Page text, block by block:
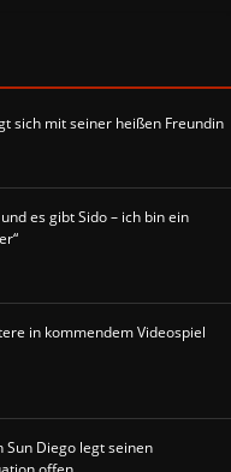
sich mit seiner heißen Freundin
es gibt Sido – ich bin ein
in kommendem Videospiel
Sun Diego legt seinen